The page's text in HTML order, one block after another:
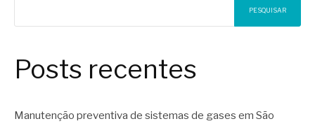
PESQUISAR
Posts recentes
Manutenção preventiva de sistemas de gases em São